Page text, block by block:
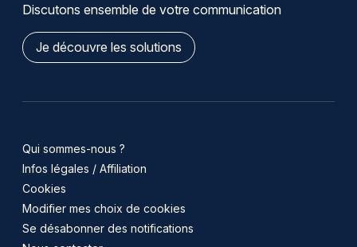
Discutons ensemble de votre communication
Je découvre les solutions
Qui sommes-nous ?
Infos légales / Affiliation
Cookies
Modifier mes choix de cookies
Se désabonner des notifications